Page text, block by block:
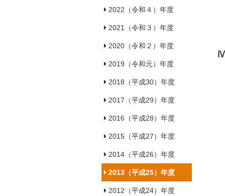
2022（令和４）年度
2021（令和３）年度
2020（令和２）年度
2019（令和元）年度
2018（平成30）年度
2017（平成29）年度
2016（平成28）年度
2015（平成27）年度
2014（平成26）年度
2013（平成25）年度
2012（平成24）年度